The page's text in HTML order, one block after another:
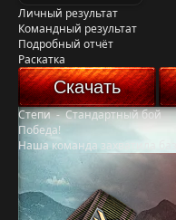
Личный результат
Командный результат
Подробный отчёт
Раскатка
Скачать
Степи-Стандартный бой
Победа!
Наша команда захватила базу